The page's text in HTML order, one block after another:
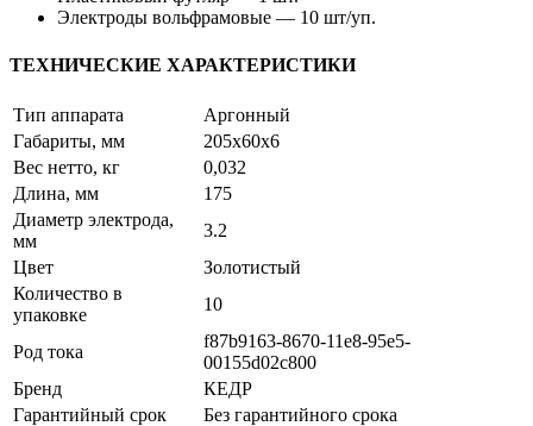
Электроды вольфрамовые — 10 шт/уп.
ТЕХНИЧЕСКИЕ ХАРАКТЕРИСТИКИ
Тип аппарата
Аргонный
Габариты, мм
205х60х6
Вес нетто, кг
0,032
Длина, мм
175
Диаметр электрода,
мм
3.2
Цвет
Золотистый
Количество в
упаковке
10
Род тока
f87b9163-8670-11e8-95e5-
00155d02c800
Бренд
КЕДР
Гарантийный срок
Без гарантийного срока